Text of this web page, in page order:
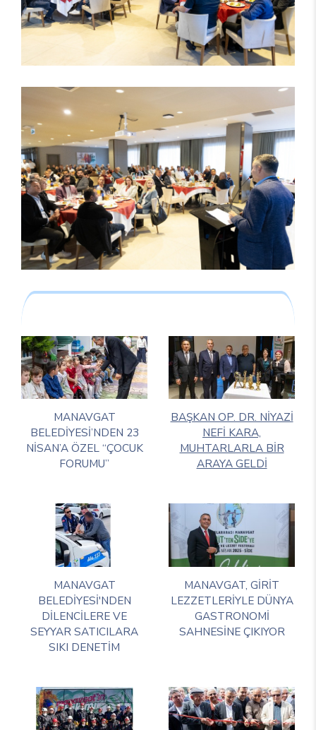
MANAVGAT
BELEDİYESİ’NDEN 23
NİSAN’A ÖZEL “ÇOCUK
FORUMU”
BAŞKAN OP. DR. NİYAZİ
NEFİ KARA,
MUHTARLARLA BİR
ARAYA GELDİ
MANAVGAT
BELEDİYESİ'NDEN
DİLENCİLERE VE
SEYYAR SATICILARA
SIKI DENETİM
MANAVGAT, GİRİT
LEZZETLERİYLE DÜNYA
GASTRONOMİ
SAHNESİNE ÇIKIYOR